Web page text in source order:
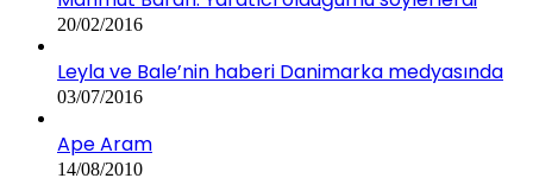
20/02/2016
Leyla ve Bale’nin haberi Danimarka medyasında
03/07/2016
Ape Aram
14/08/2010